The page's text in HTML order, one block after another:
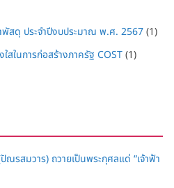
พัสดุ ประจำปีงบประมาณ พ.ศ. 2567(1)
สในการก่อสร้างภาครัฐ COST(1)
รสมวาร) ถวายเป็นพระกุศลแด่ “เจ้าฟ้า